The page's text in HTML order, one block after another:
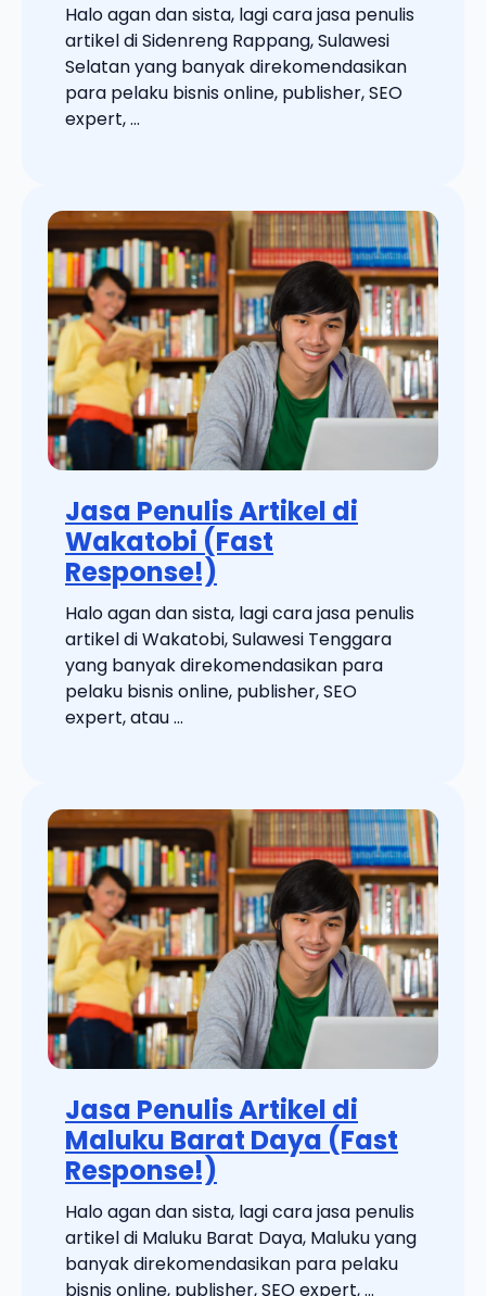
Halo agan dan sista, lagi cara jasa penulis
artikel di Sidenreng Rappang, Sulawesi
Selatan yang banyak direkomendasikan
para pelaku bisnis online, publisher, SEO
expert, ...
Jasa Penulis Artikel di
Wakatobi (Fast
Response!)
Halo agan dan sista, lagi cara jasa penulis
artikel di Wakatobi, Sulawesi Tenggara
yang banyak direkomendasikan para
pelaku bisnis online, publisher, SEO
expert, atau ...
Jasa Penulis Artikel di
Maluku Barat Daya (Fast
Response!)
Halo agan dan sista, lagi cara jasa penulis
artikel di Maluku Barat Daya, Maluku yang
banyak direkomendasikan para pelaku
bisnis online, publisher, SEO expert, ...